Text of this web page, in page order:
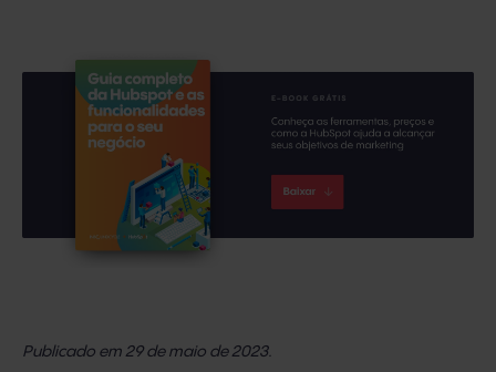
Publicado em 29 de maio de 2023.